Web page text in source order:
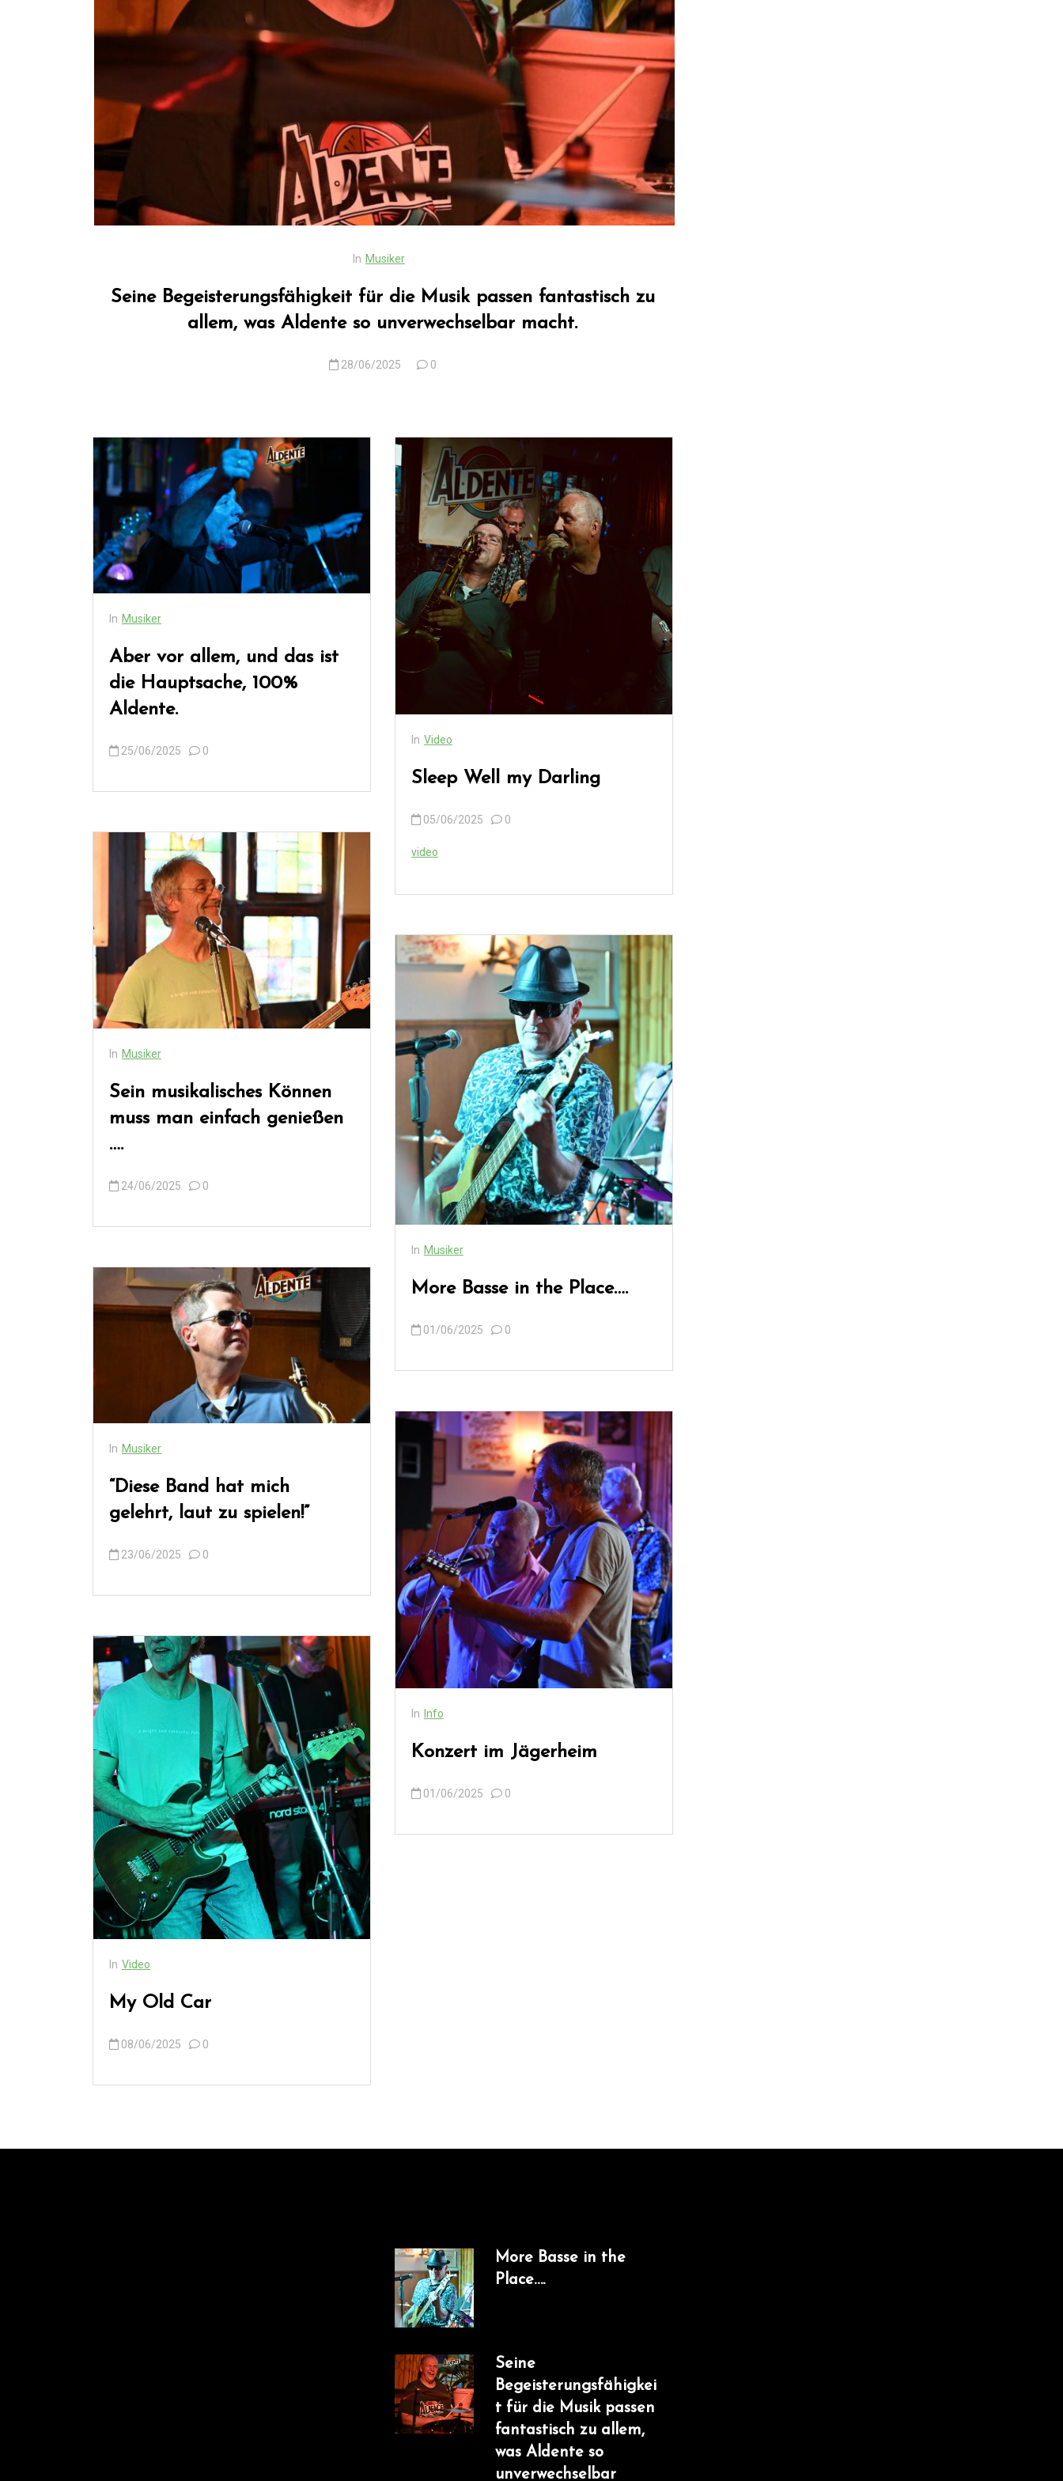
In Musiker
Seine Begeisterungsfähigkeit für die Musik passen fantastisch zu
allem, was Aldente so unverwechselbar macht.
28/06/2025 0
In Musiker
Aber vor allem, und das ist
die Hauptsache, 100%
Aldente.
25/06/2025 0
In Musiker
Sein musikalisches Können
muss man einfach genießen
….
24/06/2025 0
In Musiker
“Diese Band hat mich
gelehrt, laut zu spielen!”
23/06/2025 0
In Video
My Old Car
08/06/2025 0
In Video
Sleep Well my Darling
05/06/2025 0
video
In Musiker
More Basse in the Place….
01/06/2025 0
In Info
Konzert im Jägerheim
01/06/2025 0
More Basse in the
Place….
Seine
Begeisterungsfähigkei
t für die Musik passen
fantastisch zu allem,
was Aldente so
unverwechselbar